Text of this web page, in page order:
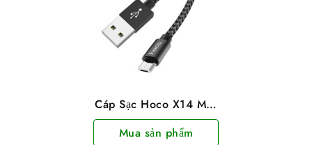
Cáp Sạc Hoco X14 Max
3A Cổng Micro Dây Dài
2m
Mua sản phẩm